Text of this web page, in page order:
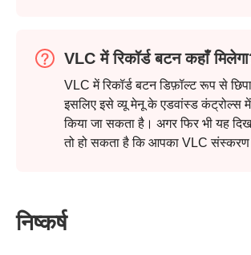
VLC में रिकॉर्ड बटन कहाँ
VLC में रिकॉर्ड बटन डिफ़ॉल्ट रूप से
इसलिए इसे व्यू मेनू के एडवांस्ड कंट्रोल्स
किया जा सकता है। अगर फिर भी यह
तो हो सकता है कि आपका VLC संस्करण
निष्कर्ष